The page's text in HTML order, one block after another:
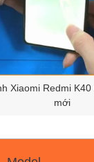
Xiaomi Redmi
mới